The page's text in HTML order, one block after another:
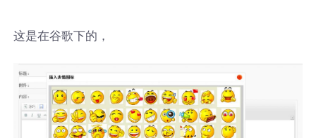
这是在谷歌下的，